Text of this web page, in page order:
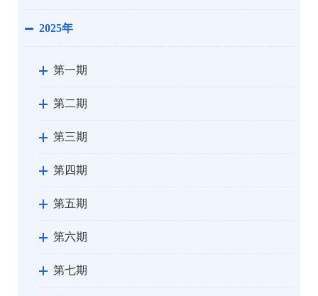
2025年
第一期
第二期
第三期
第四期
第五期
第六期
第七期